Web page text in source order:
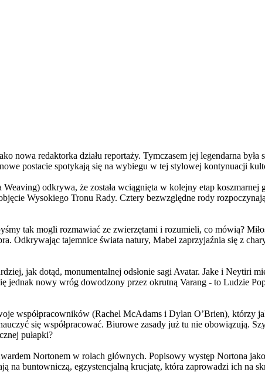
nowa redaktorka działu reportaży. Tymczasem jej legendarna
postacie spotykają się na wybiegu w tej stylowej kontynuacji
odkrywa, że została wciągnięta w kolejny etap
Wysokiego Tronu Rady. Cztery bezwzględne rody
tak mogli rozmawiać ze zwierzętami i rozumieli, co mówią?
Odkrywając tajemnice świata natury, Mabel zaprzyjaźnia się z
jak dotąd, monumentalnej odsłonie sagi Avatar. Jake i Neytiri
nowy wróg dowodzony przez okrutną Varang - to Ludzie
współpracowników (Rachel McAdams i Dylan O’Brien), którzy
się współpracować. Biurowe zasady już tu nie obowiązują.
pułapki?
Nortonem w rolach głównych. Popisowy występ Nortona
na buntowniczą, egzystencjalną krucjatę, która zaprowadzi ich na